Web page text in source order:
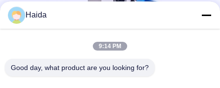
टैग: थकान परीक्षण मशीन
Haida
9:14 PM
Good day, what product are you looking for?